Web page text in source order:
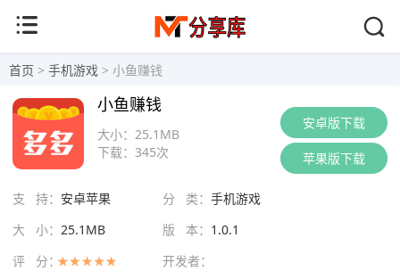
首页 > 手机游戏 > 小鱼赚钱
安卓版下载
苹果版下载
大小： 25.1MB
下载： 345次
小鱼赚钱
支 持： 安卓苹果 分 类： 手机游戏
大 小： 25.1MB 版 本： 1.0.1
评 分：
开发者：